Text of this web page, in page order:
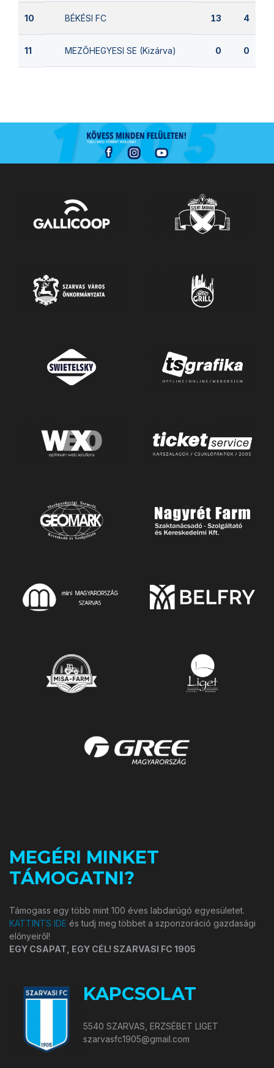
10 BÉKÉSI FC 13 4
11 MEZŐHEGYESI SE (Kizárva) 0 0
MEGÉRI MINKET
TÁMOGATNI?
Támogass egy több mint 100 éves labdarúgó egyesületet.
KATTINTS IDE és tudj meg többet a szponzoráció gazdasági
előnyeiről!
EGY CSAPAT, EGY CÉL! SZARVASI FC 1905
KAPCSOLAT
5540 SZARVAS, ERZSÉBET LIGET
szarvasfc1905@gmail.com